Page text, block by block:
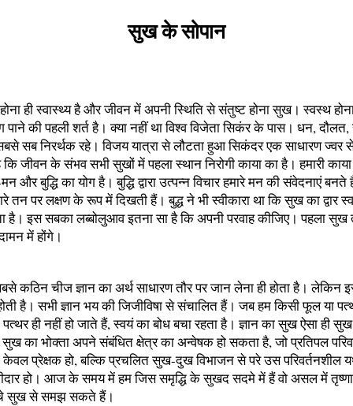
सुख के सोपान
ही स्वास्थ्य है और जीवन में अपनी स्थिति से संतुष्ट होना सुख। स्वस्थ
पाने की पहली शर्त है। क्या नहीं था विश्व विजेता सिकंर के पास। धन, दौलत,
सब निरर्थक रहे। विजय यात्रा से लौटता हुआ सिकंदर एक साधारण ज्वर
जीवन के संभव सभी सुखों में पहला स्थान निरोगी काया का है। हमारी काया
और बुद्धि का योग है। बुद्धि द्वारा उत्पन्न विचार हमारे मन की संवेदनाएं
तन पर लक्षण के रूप में दिखती हैं। बुद्ध ने भी स्वीकारा था कि सुख का द्वार
है। इस सबका लब्बोलुआव इतना सा है कि अपनी परवाह कीजिए। पहला सुख
में होंगे।
कठिन चीज ज्ञान का अर्थ साधारण तौर पर जान लेना ही होता है। लेकिन
है। सभी ज्ञान भय की जिजीविषा से संचालित हैं। जब हम किसी फूल या
ही नहीं हो जाते हैं, स्वयं का बोध बचा रहता है। ज्ञान का सुख ऐसा ही
सुख का भोक्ता अपने संबंधित क्षेत्र का अन्वेषक हो सकता है, जो प्रतिपल
केवल प्रेक्षक हो, बल्कि प्रचलित सुख-दुख विभाजन से परे उस परिवर्तनशील
हो। आज के समय में हम जिस समृद्धि के सुखद सदमे में हैं वो असल में
सुख से समझ सकते हैं।